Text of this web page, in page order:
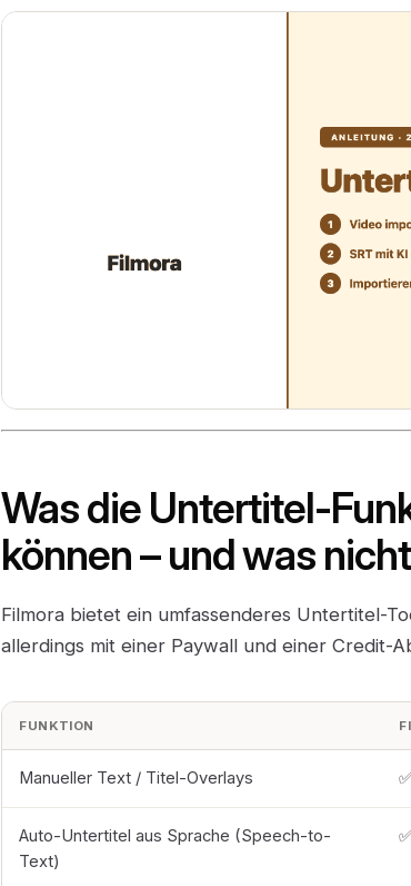
Was die Untertitel-
können – und was nicht
Filmora bietet ein umfassenderes Untertitel-
allerdings mit einer Paywall und einer Credit-
FUNKTION
Manueller Text / Titel-Overlays
Auto-Untertitel aus Sprache (Speech-to-
Text)